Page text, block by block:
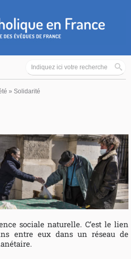
» Solidarité
sociale naturelle. C’est le lien
entre eux dans un réseau de